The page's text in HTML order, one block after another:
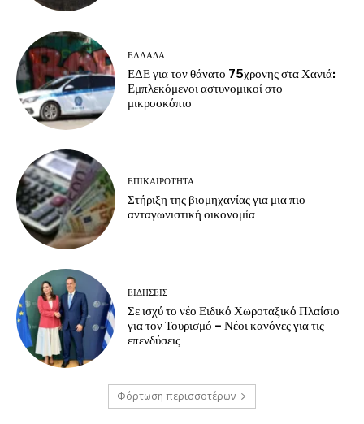
ΕΛΛΑΔΑ
ΕΔΕ για τον θάνατο 75χρονης στα Χανιά:
Εμπλεκόμενοι αστυνομικοί στο
μικροσκόπιο
ΕΠΙΚΑΙΡΟΤΗΤΑ
Στήριξη της βιομηχανίας για μια πιο
ανταγωνιστική οικονομία
ΕΙΔΗΣΕΙΣ
Σε ισχύ το νέο Ειδικό Χωροταξικό Πλαίσιο
για τον Τουρισμό – Νέοι κανόνες για τις
επενδύσεις
Φόρτωση περισσοτέρων